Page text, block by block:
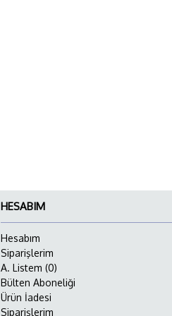
HESABIM
Hesabım
Siparişlerim
A. Listem (0)
Bülten Aboneliği
Ürün İadesi
Siparişlerim